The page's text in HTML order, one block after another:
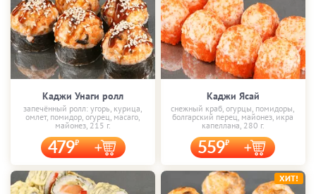
Каджи Унаги ролл
запечённый ролл: угорь, курица,
омлет, помидор, огурец, масаго,
майонез, 215 г.
479
Каджи Ясай
снежный краб, огурцы, помидоры,
болгарский перец, майонез, икра
капеллана, 280 г.
559
ХИТ!